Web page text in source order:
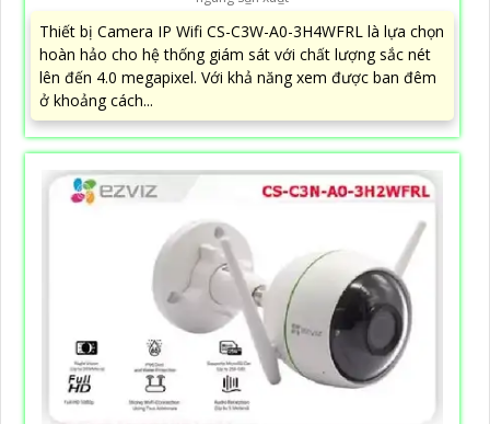
Thiết bị Camera IP Wifi CS-C3W-A0-3H4WFRL là lựa chọn
hoàn hảo cho hệ thống giám sát với chất lượng sắc nét
lên đến 4.0 megapixel. Với khả năng xem được ban đêm
ở khoảng cách...